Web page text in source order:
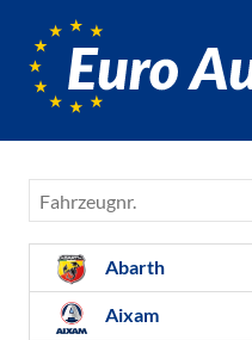
Fahrzeugnr.
Abarth
Aixam